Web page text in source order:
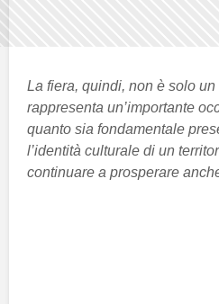
La fiera, quindi, non è solo
rappresenta un’importante
quanto sia fondamentale
l’identità culturale di un
continuare a prosperare